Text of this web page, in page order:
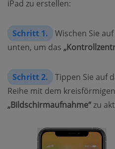
iPad zu erstellen:
Schritt 1.
Wischen Sie
unten, um das
Schritt 2.
Tippen Sie auf
Reihe mit dem
„Bildschirmaufnahme“zu